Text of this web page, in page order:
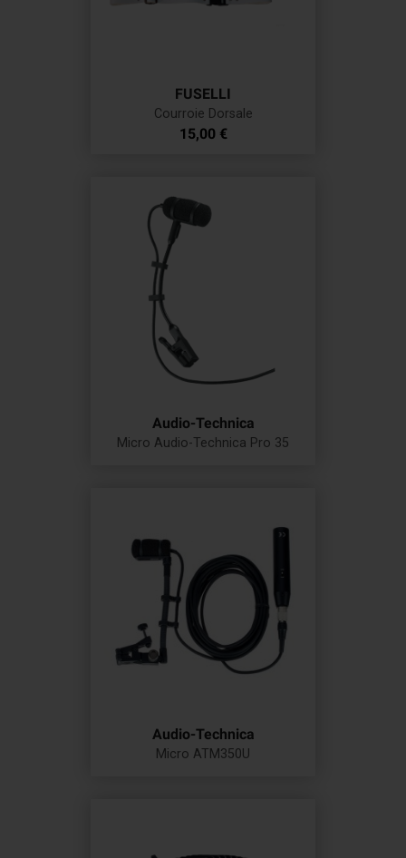
FUSELLI
Courroie Dorsale
Prix
15,00 €
Audio-Technica
Micro Audio-Technica Pro 35
Audio-Technica
Micro ATM350U